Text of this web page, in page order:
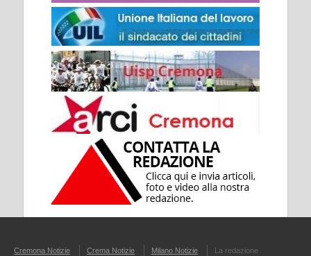
Cremona Notizie Crema Notizie Milano Notizie
La redazione